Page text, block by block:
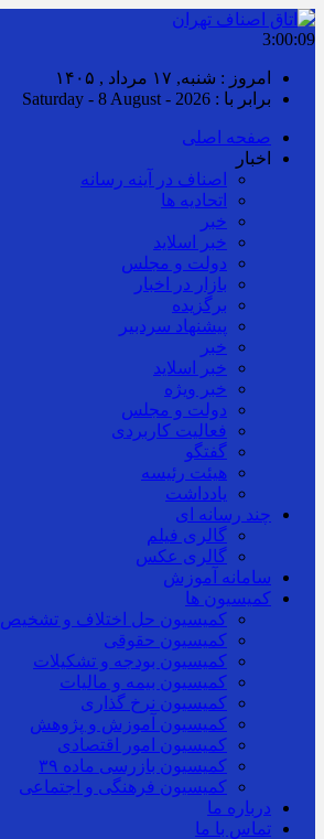
3:00:10
امروز : شنبه, ۱۷ مرداد , ۱۴۰۵
برابر با : Saturday - 8 August - 2026
صفحه اصلی
اخبار
اصناف در آینه رسانه
اتحادیه ها
خبر
خبر اسلايد
دولت و مجلس
بازار در اخبار
برگزیده
پیشنهاد سردبیر
خبر
خبر اسلايد
خبر ویژه
دولت و مجلس
فعالیت کاربردی
گفتگو
هیئت رئیسه
یادداشت
چند رسانه ای
گالری فیلم
گالری عکس
سامانه آموزش
کمیسیون ها
کمیسیون حل اختلاف و تشخیص
کمیسیون حقوقی
کمیسیون بودجه و تشکیلات
کمیسیون بیمه و مالیات
کمیسیون نرخ گذاری
کمیسیون آموزش و پژوهش
کمیسیون امور اقتصادی
کمیسیون بازرسی ماده ۳۹
کمیسیون فرهنگی و اجتماعی
درباره ما
تماس با ما